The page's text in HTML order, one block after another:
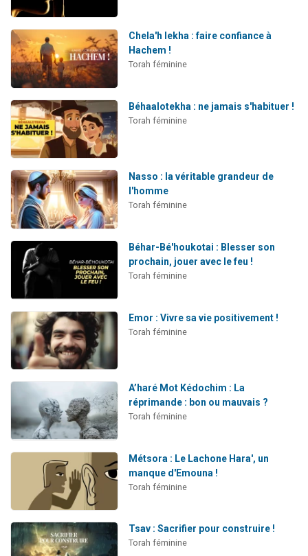
Chela'h lekha : faire confiance à
Hachem !
Torah féminine
Béhaalotekha : ne jamais s'habituer !
Torah féminine
Nasso : la véritable grandeur de
l'homme
Torah féminine
Béhar-Bé'houkotai : Blesser son
prochain, jouer avec le feu !
Torah féminine
Emor : Vivre sa vie positivement !
Torah féminine
A’haré Mot Kédochim : La
réprimande : bon ou mauvais ?
Torah féminine
Métsora : Le Lachone Hara', un
manque d'Emouna !
Torah féminine
Tsav : Sacrifier pour construire !
Torah féminine